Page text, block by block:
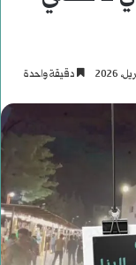
دقيقة واحدة